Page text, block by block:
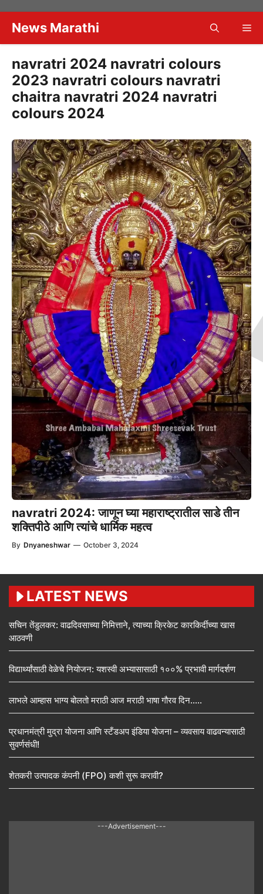
content
News Marathi
navratri 2024 navratri colours
2023 navratri colours navratri
chaitra navratri 2024 navratri
colours 2024
navratri 2024: जाणून घ्या महाराष्ट्रातील साडे तीन
शक्तिपीठे आणि त्यांचे धार्मिक महत्व
By Dnyaneshwar — October 3, 2024
LATEST NEWS
सचिन तेंडुलकर: वाढदिवसाच्या निमित्ताने, त्याच्या क्रिकेट कारकिर्दीच्या खास
आठवणी
विद्यार्थ्यांसाठी वेळेचे नियोजन: यशस्वी अभ्यासासाठी १००% प्रभावी मार्गदर्शण
लाभले आम्हास भाग्य बोलतो मराठी आज मराठी भाषा गौरव दिन…..
प्रधानमंत्री मुद्रा योजना आणि स्टँडअप इंडिया योजना – व्यवसाय वाढवन्यासाठी
सुवर्णसंधी!
शेतकरी उत्पादक कंपनी (FPO) कशी सुरू करावी?
---Advertisement---